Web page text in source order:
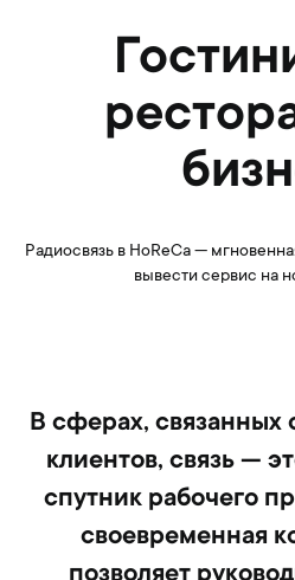
Радиосвязь в HoReCa —
вывести сервис на
В сферах, связанных
клиентов, связь —
спутник рабочего
своевременная